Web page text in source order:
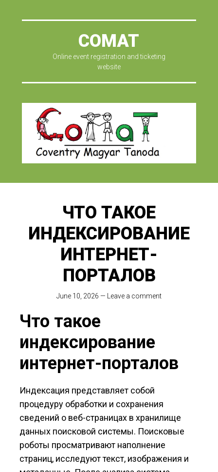
COMAT
Online event registration and ticketing
website
ЧТО ТАКОЕ
ИНДЕКСИРОВАНИЕ
ИНТЕРНЕТ-
ПОРТАЛОВ
June 10, 2026 — Leave a comment
Что такое
индексирование
интернет-порталов
Индексация представляет собой
процедуру обработки и сохранения
сведений о веб-страницах в хранилище
данных поисковой системы. Поисковые
роботы просматривают наполнение
страниц, исследуют текст, изображения и